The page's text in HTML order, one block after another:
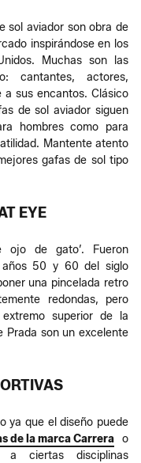
sol aviador son obra de
inspirándose en los
Muchas son las
cantantes, actores,
sus encantos. Clásico
de sol aviador siguen
hombres como para
Mantente atento
gafas de sol tipo
EYE
ojo de gato’. Fueron
años 50 y 60 del siglo
una pincelada retro
redondas, pero
superior de la
Prada son un excelente
ya que el diseño puede
de la marca Carrerao
a ciertas disciplinas